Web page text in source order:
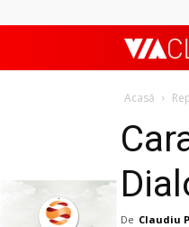
Acasă
De Claudiu